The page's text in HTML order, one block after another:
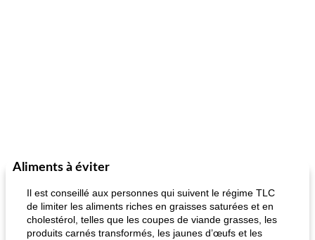
Aliments à éviter
Il est conseillé aux personnes qui suivent le régime TLC
de limiter les aliments riches en graisses saturées et en
cholestérol, telles que les coupes de viande grasses, les
produits carnés transformés, les jaunes d’œufs et les